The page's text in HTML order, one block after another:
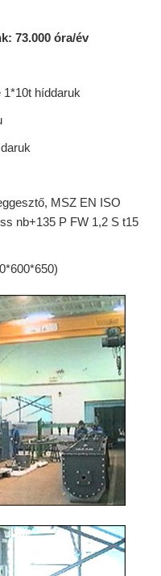
73.000 óra/év
híddaruk
MSZ EN ISO
nb+135 P FW 1,2 S t15